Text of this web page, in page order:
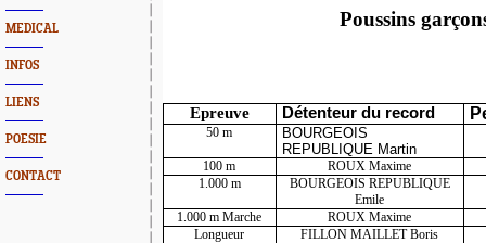
MEDICAL
INFOS
LIENS
POESIE
CONTACT
Poussins
Epreuve Détenteur du record
50 m
BOURGEOIS
REPUBLIQUE Martin
100 m
ROUX Maxime
1.000 m
BOURGEOIS REPUBLIQUE
Emile
1.000 m Marche
ROUX Maxime
Longueur
FILLON MAILLET Boris